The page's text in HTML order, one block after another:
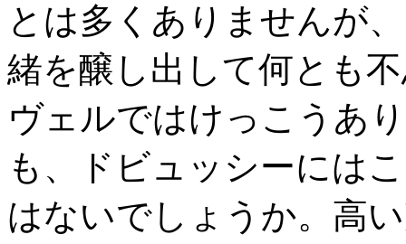
とは多くありませんが
緒を醸し出して何とも
ヴェルではけっこうあ
も、ドビュッシーには
はないでしょうか。高